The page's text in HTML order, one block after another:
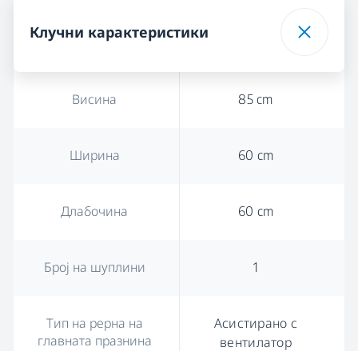
Клучни карактеристики
Висина 85 cm
Ширина 60 cm
Длабочина 60 cm
Број на шуплини 1
Тип на рерна на
главната празнина
Асистирано с
вентилатор